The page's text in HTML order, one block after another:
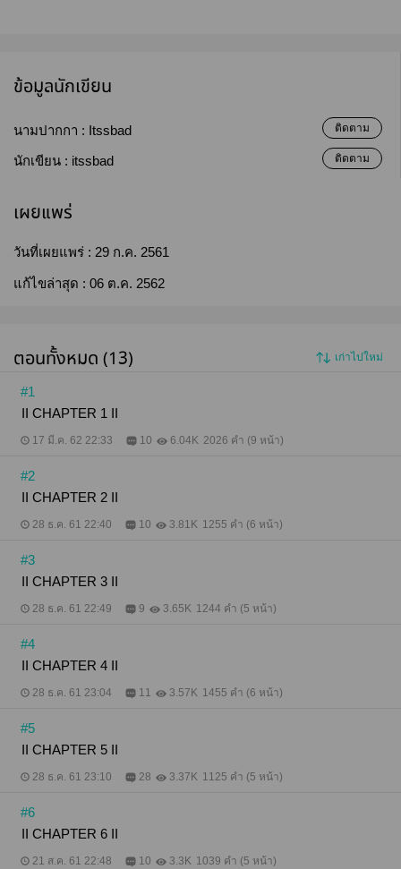
ข้อมูลนักเขียน
นามปากกา : Itssbad ติดตาม
นักเขียน : itssbad ติดตาม
เผยแพร่
วันที่เผยแพร่ : 29 ก.ค. 2561
แก้ไขล่าสุด : 06 ต.ค. 2562
ตอนทั้งหมด (13) เก่าไปใหม่
#1
II CHAPTER 1 II
17 มี.ค. 62 22:33 10 6.04K 2026 คำ (9 หน้า)
#2
II CHAPTER 2 II
28 ธ.ค. 61 22:40 10 3.81K 1255 คำ (6 หน้า)
#3
II CHAPTER 3 II
28 ธ.ค. 61 22:49 9 3.65K 1244 คำ (5 หน้า)
#4
II CHAPTER 4 II
28 ธ.ค. 61 23:04 11 3.57K 1455 คำ (6 หน้า)
#5
II CHAPTER 5 II
28 ธ.ค. 61 23:10 28 3.37K 1125 คำ (5 หน้า)
#6
II CHAPTER 6 II
21 ส.ค. 61 22:48 10 3.3K 1039 คำ (5 หน้า)